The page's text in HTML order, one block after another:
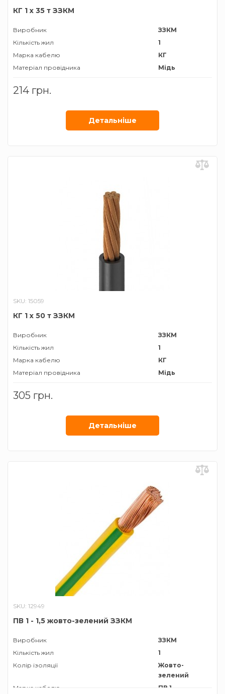
КГ 1 х 35 т ЗЗКМ
Виробник
ЗЗКМ
Кількість жил
1
Марка кабелю
КГ
Матеріал провідника
Мідь
установок
214 грн.
Детальнiше
SKU: 15059
КГ 1 х 50 т ЗЗКМ
Виробник
ЗЗКМ
Кількість жил
1
Марка кабелю
КГ
Матеріал провідника
Мідь
установок
305 грн.
Детальнiше
SKU: 12949
ПВ 1 - 1,5 жовто-зелений ЗЗКМ
Виробник
ЗЗКМ
Кількість жил
1
Колір ізоляції
Жовто-
зелений
Марка кабелю
ПВ 1